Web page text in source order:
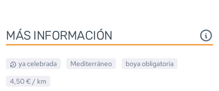
MÁS INFORMACIÓN
ya celebrada Mediterráneo
boya obligatoria
4,50 € / km